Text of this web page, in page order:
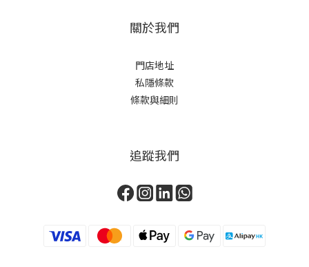
關於我們
門店地址
私隱條款
條款與細則
追蹤我們